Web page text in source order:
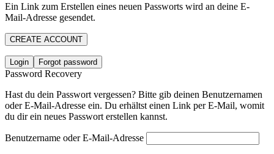
Ein Link zum Erstellen eines neuen Passworts wird an deine E-
Mail-Adresse gesendet.
CREATE ACCOUNT
Login Forgot password
Password Recovery
Hast du dein Passwort vergessen? Bitte gib deinen Benutzernamen
oder E-Mail-Adresse ein. Du erhältst einen Link per E-Mail, womit
du dir ein neues Passwort erstellen kannst.
Benutzername oder E-Mail-Adresse